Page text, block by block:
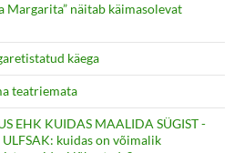
Margarita” näitab käimasolevat
käega
teatriemata
EHK KUIDAS MAALIDA SÜGIST -
kuidas on võimalik